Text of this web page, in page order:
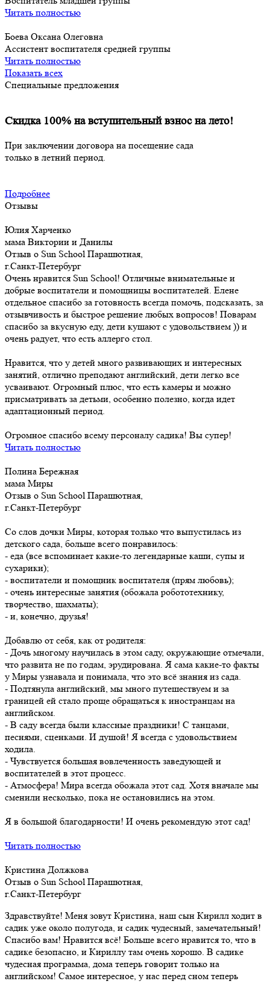
Читать полностью
Боева Оксана Олеговна
Ассистент воспитателя средней группы
Читать полностью
Показать всех
Специальные предложения
Скидка 100% на вступительный взнос на лето!
При заключении договора на посещение сада
только в летний период.
Подробнее
Отзывы
Юлия Харченко
мама Виктории и Данилы
Отзыв о Sun School Парашютная,
г.Санкт-Петербург
Очень нравится Sun School! Отличные внимательные и
добрые воспитатели и помощницы воспитателей. Елене
отдельное спасибо за готовность всегда помочь, подсказать, за
отзывчивость и быстрое решение любых вопросов! Поварам
спасибо за вкусную еду, дети кушают с удовольствием )) и
очень радует, что есть аллерго стол.
Нравится, что у детей много развивающих и интересных
занятий, отлично преподают английский, дети легко все
усваивают. Огромный плюс, что есть камеры и можно
присматривать за детьми, особенно полезно, когда идет
адаптационный период.
Огромное спасибо всему персоналу садика! Вы супер!
Читать полностью
Полина Бережная
мама Миры
Отзыв о Sun School Парашютная,
г.Санкт-Петербург
Со слов дочки Миры, которая только что выпустилась из
детского сада, больше всего понравилось:
- еда (все вспоминает какие-то легендарные каши, супы и
сухарики);
- воспитатели и помощник воспитателя (прям любовь);
- очень интересные занятия (обожала робототехнику,
творчество, шахматы);
- и, конечно, друзья!
Добавлю от себя, как от родителя:
- Дочь многому научилась в этом саду, окружающие отмечали,
что развита не по годам, эрудирована. Я сама какие-то факты
у Миры узнавала и понимала, что это всё знания из сада.
- Подтянула английский, мы много путешествуем и за
границей ей стало проще обращаться к иностранцам на
английском.
- В саду всегда были классные праздники! С танцами,
песнями, сценками. И душой! Я всегда с удовольствием
ходила.
- Чувствуется большая вовлеченность заведующей и
воспитателей в этот процесс.
- Атмосфера! Мира всегда обожала этот сад. Хотя вначале мы
сменили несколько, пока не остановились на этом.
Я в большой благодарности! И очень рекомендую этот сад!
Читать полностью
Кристина Должкова
Отзыв о Sun School Парашютная,
г.Санкт-Петербург
Здравствуйте! Меня зовут Кристина, наш сын Кирилл ходит в
садик уже около полугода, и садик чудесный, замечательный!
Спасибо вам! Нравится всё! Больше всего нравится то, что в
садике безопасно, и Кириллу там очень хорошо. В садике
чудесная программа, дома теперь говорит только на
английском! Самое интересное, у нас перед сном теперь